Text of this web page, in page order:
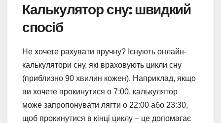
Калькулятор сну: швидкий
спосіб
Не хочете рахувати вручну? Існують онлайн-
калькулятори сну, які враховують цикли сну
(приблизно 90 хвилин кожен). Наприклад, якщо
ви хочете прокинутися о 7:00, калькулятор
може запропонувати лягти о 22:00 або 23:30,
щоб прокинутися в кінці циклу – це допомагає